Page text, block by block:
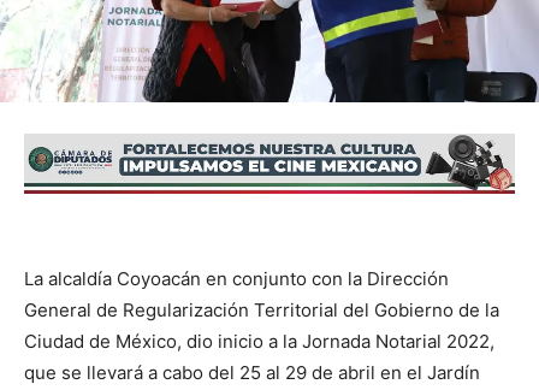
La alcaldía Coyoacán en conjunto con la Dirección
General de Regularización Territorial del Gobierno de la
Ciudad de México, dio inicio a la Jornada Notarial 2022,
que se llevará a cabo del 25 al 29 de abril en el Jardín